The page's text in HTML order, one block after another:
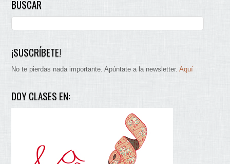
BUSCAR
¡SUSCRÍBETE!
No te pierdas nada importante. Apúntate a la newsletter.Aquí
DOY CLASES EN: